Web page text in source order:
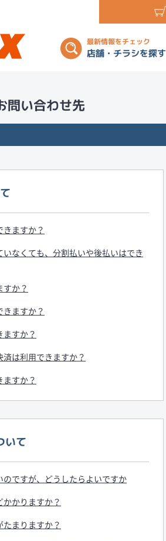
最新情報をチェック
店舗・チラシを探す
問い合わせ先
ますか？
なくても、分割払いや後払いはでき
か？
ますか？
すか？
は利用できますか？
すか？
いて
ですが、どうしたらよいですか
かりますか？
まりますか？